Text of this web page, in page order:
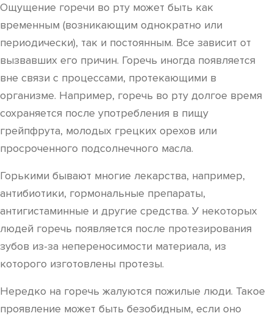
Ощущение горечи во рту может быть как
временным (возникающим однократно или
периодически), так и постоянным. Все зависит от
вызвавших его причин. Горечь иногда появляется
вне связи с процессами, протекающими в
организме. Например, горечь во рту долгое время
сохраняется после употребления в пищу
грейпфрута, молодых грецких орехов или
просроченного подсолнечного масла.
Горькими бывают многие лекарства, например,
антибиотики, гормональные препараты,
антигистаминные и другие средства. У некоторых
людей горечь появляется после протезирования
зубов из-за непереносимости материала, из
которого изготовлены протезы.
Нередко на горечь жалуются пожилые люди. Такое
проявление может быть безобидным, если оно